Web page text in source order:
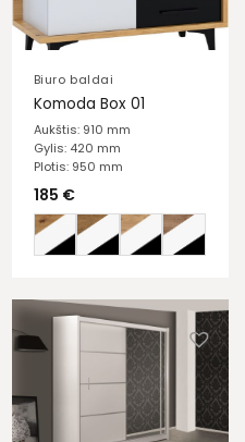
Biuro baldai
Komoda Box 01
Aukštis: 910 mm
Gylis: 420 mm
Plotis: 950 mm
185 €